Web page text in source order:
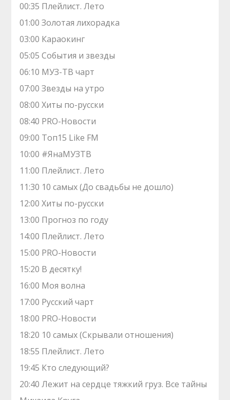
00:35 Плейлист. Лето
01:00 Золотая лихорадка
03:00 Караокинг
05:05 События и звезды
06:10 МУЗ-ТВ чарт
07:00 Звeзды на yтро
08:00 Хиты по-русски
08:40 PRO-Новости
09:00 Toп15 Like FM
10:00 #ЯнаМУЗТВ
11:00 Плейлист. Лето
11:30 10 самых (До свадьбы не дошло)
12:00 Хиты по-русски
13:00 Прогноз по году
14:00 Плейлист. Лето
15:00 PRO-Новости
15:20 В десятку!
16:00 Моя волна
17:00 Русский чарт
18:00 PRO-Новости
18:20 10 самых (Скрывали отношения)
18:55 Плейлист. Лето
19:45 Кто следующий?
20:40 Лежит на сердце тяжкий груз. Все тайны